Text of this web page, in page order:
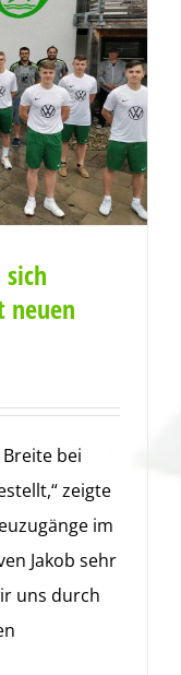
neuen
bei
zeigte
im
Jakob sehr
uns durch